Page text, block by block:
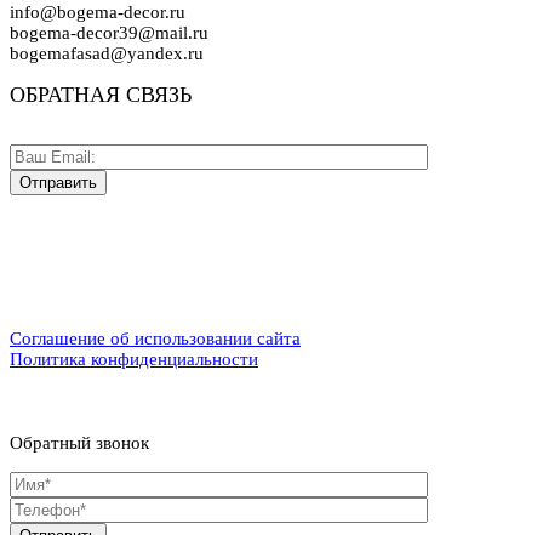
info@bogema-decor.ru
bogema-decor39@mail.ru
bogemafasad@yandex.ru
ОБРАТНАЯ СВЯЗЬ
Соглашение об использовании сайта
Политика конфиденциальности
Обратный звонок